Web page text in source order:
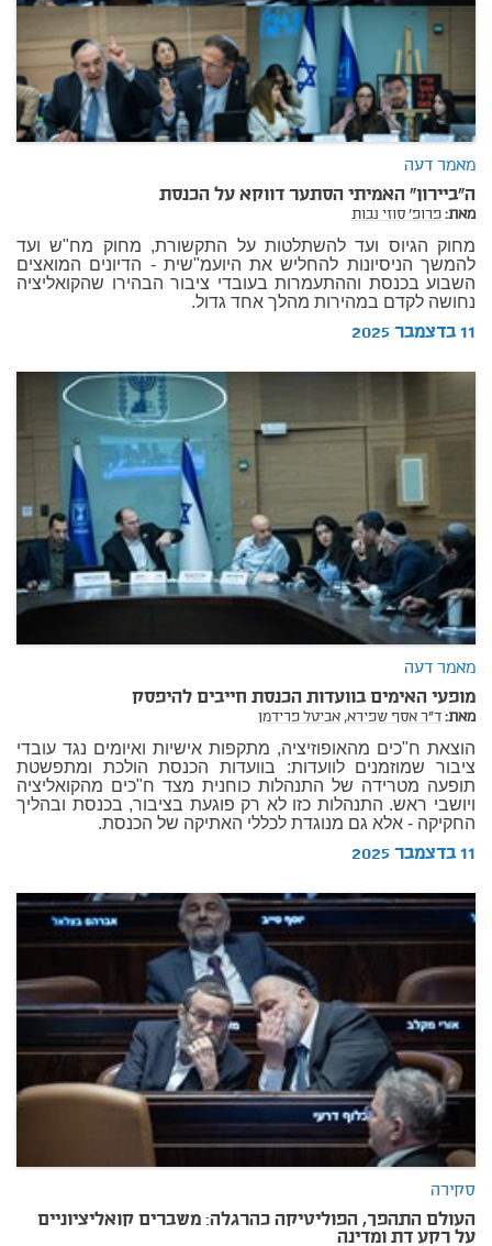
מאמר דעה
ה"ביירון" האמיתי הסתער דווקא על הכנסת
מאת:פרופ' סוזי נבות
מחוק הגיוס ועד להשתלטות על התקשורת, מחוק מח"ש ועד
להמשך הניסיונות להחליש את היועמ"שית - הדיונים המואצים
השבוע בכנסת וההתעמרות בעובדי ציבור הבהירו שהקואליציה
נחושה לקדם במהירות מהלך אחד גדול.
11 בדצמבר 2025
מאמר דעה
מופעי האימים בוועדות הכנסת חייבים להיפסק
מאת:ד"ר אסף שפירא, אביטל פרידמן
הוצאת ח"כים מהאופוזיציה, מתקפות אישיות ואיומים נגד עובדי
ציבור שמוזמנים לוועדות: בוועדות הכנסת הולכת ומתפשטת
תופעה מטרידה של התנהלות כוחנית מצד ח"כים מהקואליציה
ויושבי ראש. התנהלות כזו לא רק פוגעת בציבור, בכנסת ובהליך
החקיקה - אלא גם מנוגדת לכללי האתיקה של הכנסת.
11 בדצמבר 2025
סקירה
העולם התהפך, הפוליטיקה כהרגלה: משברים קואליציוניים
על רקע דת ומדינה